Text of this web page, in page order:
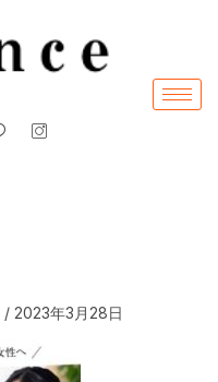
/ 2023年3月28日